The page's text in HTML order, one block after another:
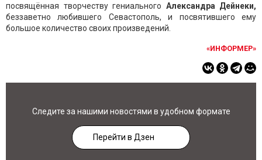
посвящённая творчеству гениального Александра Дейнеки,
беззаветно любившего Севастополь, и посвятившего ему
большое количество своих произведений.
«ИНФОРМЕР»
Следите за нашими новостями в удобном формате
Перейти в Дзен